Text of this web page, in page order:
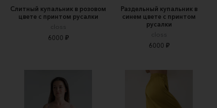
Слитный купальник в розовом
цвете с принтом русалки
closs
6000 ₽
Раздельный купальник в
синем цвете с принтом
русалки
closs
6000 ₽